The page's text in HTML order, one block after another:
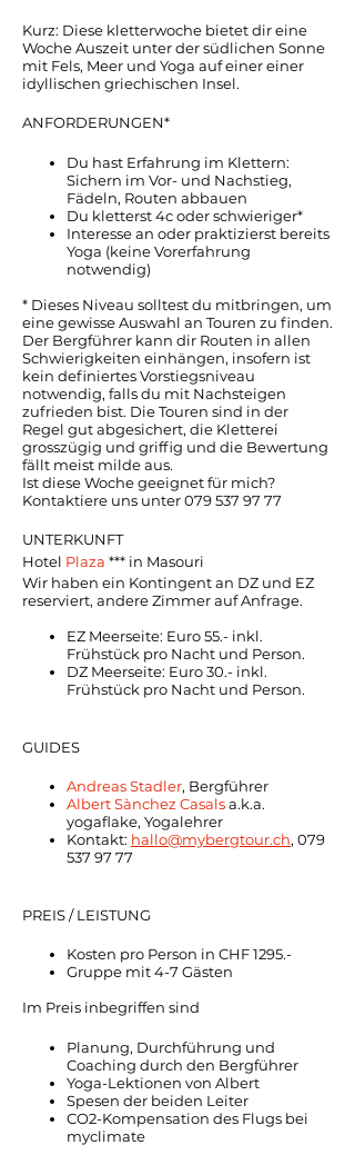
Kurz: Diese kletterwoche bietet dir eine
Woche Auszeit unter der südlichen Sonne
mit Fels, Meer und Yoga auf einer einer
idyllischen griechischen Insel.
ANFORDERUNGEN*
Du hast Erfahrung im Klettern:
Sichern im Vor- und Nachstieg,
Fädeln, Routen abbauen
Du kletterst 4c oder schwieriger*
Interesse an oder praktizierst bereits
Yoga (keine Vorerfahrung
notwendig)
* Dieses Niveau solltest du mitbringen, um
eine gewisse Auswahl an Touren zu finden.
Der Bergführer kann dir Routen in allen
Schwierigkeiten einhängen, insofern ist
kein definiertes Vorstiegsniveau
notwendig, falls du mit Nachsteigen
zufrieden bist. Die Touren sind in der
Regel gut abgesichert, die Kletterei
grosszügig und griffig und die Bewertung
fällt meist milde aus.
Ist diese Woche geeignet für mich?
Kontaktiere uns unter 079 537 97 77
UNTERKUNFT
Hotel Plaza *** in Masouri
Wir haben ein Kontingent an DZ und EZ
reserviert, andere Zimmer auf Anfrage.
EZ Meerseite: Euro 55.- inkl.
Frühstück pro Nacht und Person.
DZ Meerseite: Euro 30.- inkl.
Frühstück pro Nacht und Person.
GUIDES
Andreas Stadler, Bergführer
Albert Sànchez Casalsa.k.a.
yogaflake, Yogalehrer
Kontakt: hallo@mybergtour.ch, 079
537 97 77
PREIS / LEISTUNG
Kosten pro Person in CHF 1295.-
Gruppe mit 4-7 Gästen
Im Preis inbegriffen sind
Planung, Durchführung und
Coaching durch den Bergführer
Yoga-Lektionen von Albert
Spesen der beiden Leiter
CO2-Kompensation des Flugs bei
myclimate